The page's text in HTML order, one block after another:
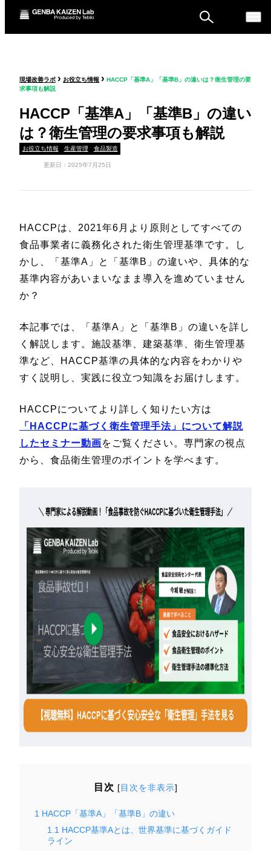
ム
現場改善ラボ › お役立ち情報 › HACCP「基準A」「基準B」の違いは？衛生管理の要
求事項も解説
HACCP「基準A」「基準B」の違い
は？衛生管理の要求事項も解説
お役立ち情報 生産管理 食品製造
更新日：2025年7月25日
HACCPは、2021年6月より原則としてすべての
食品事業者に義務化された衛生管理基準です。し
かし、「基準A」と「基準B」の違いや、具体的な
基準内容があいまいなまま導入を進めていません
か？
本記事では、「基準A」と「基準B」の違いを詳し
く解説します。施設基準、建築基準、衛生管理基
準など、HACCP基準の具体的な内容をわかりや
すく説明し、実践に役立つ知識をお届けします。
HACCPについてより詳しく知りたい方は
「HACCPに基づく衛生管理手法」について解説
したセミナー動画をご覧ください。専門家の視点
から、食品衛生管理のポイントを学べます。
目次 [目次を非表示]
1 HACCP「基準A」「基準B」の違い
1.1 HACCP基準Aとは、世界基準に基づくガイド
ライン